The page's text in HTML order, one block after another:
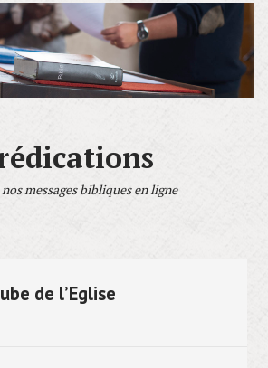
messages bibliques en ligne
de l’Eglise